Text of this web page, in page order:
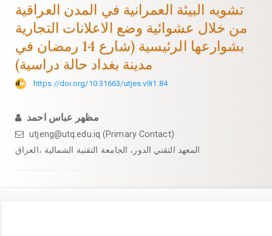
تشويه البيئة العمرانية في المدن العراقية
من خلال عشوائية وضع الاعلانات التجارية
بشوارعها الرئيسية (شارع 14 رمضان في
مدينة بغداد حالة دراسية)
https://doi.org/10.31663/utjes.v9i1.84
مظهر عباس احمد
utjeng@utq.edu.iq (Primary Contact)
المعهد التقني الدور، الجامعة التقنية الشمالية ،العراق